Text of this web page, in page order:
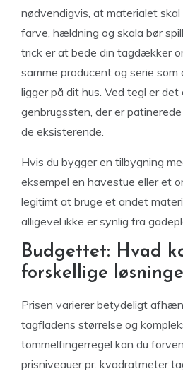
nødvendigvis, at materialet
farve, hældning og skala bør
trick er at bede din tagdækker
samme producent og serie som
ligger på dit hus. Ved tegl er
genbrugssten, der er
de eksisterende.
Hvis du bygger en tilbygning
eksempel en havestue eller et
legitimt at bruge et andet
alligevel ikke er synlig fra
Budgettet: Hvad
forskellige
Prisen varierer betydeligt
tagfladens størrelse og
tommelfingerregel kan du
prisniveauer pr. kvadratmeter